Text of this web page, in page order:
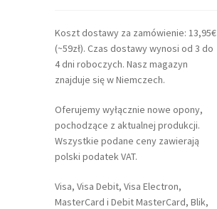
Koszt dostawy za zamówienie: 13,95€
(~59zł). Czas dostawy wynosi od 3 do
4 dni roboczych. Nasz magazyn
znajduje się w Niemczech.
Oferujemy wyłącznie nowe opony,
pochodzące z aktualnej produkcji.
Wszystkie podane ceny zawierają
polski podatek VAT.
Visa, Visa Debit, Visa Electron,
MasterCard i Debit MasterCard, Blik,